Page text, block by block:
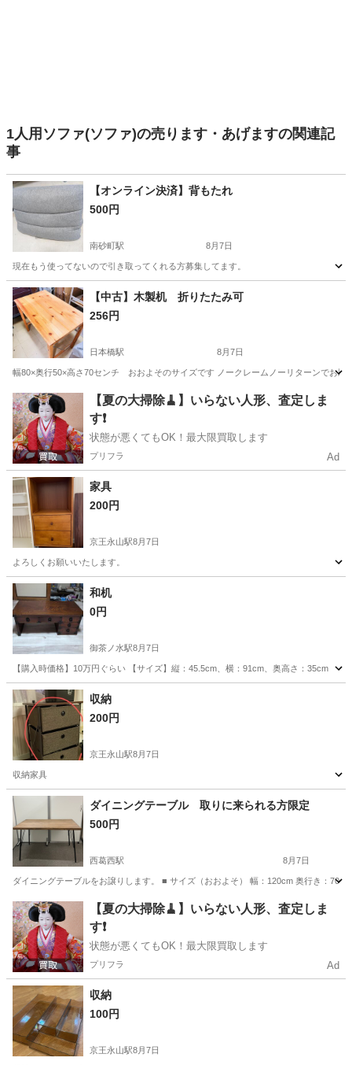
1人用ソファ(ソファ)の売ります・あげますの関連記
事
【オンライン決済】背もたれ
500円
南砂町駅 8月7日
現在もう使ってないので引き取ってくれる方募集してます。
東京 江東区 南砂町駅 椅子 背もたれ
【中古】木製机 折りたたみ可
256円
日本橋駅 8月7日
幅80×奥行50×高さ70センチ おおよそのサイズです ノークレームノーリターンでお
東京 中央区 日本橋駅 オフィス用家具
【夏の大掃除🧹】いらない人形、査定しま
す❗️
状態が悪くてもOK！最大限買取します
プリフラ Ad
家具
200円
京王永山駅8月7日
よろしくお願いいたします。
東京 多摩市 京王永山駅
和机
0円
御茶ノ水駅8月7日
【購入時価格】10万円ぐらい 【サイズ】縦：45.5cm、横：91cm、奥高さ：35cm
東京 千代田区 御茶ノ水駅
収納
200円
京王永山駅8月7日
収納家具
東京 多摩市 京王永山駅 収納家具
ダイニングテーブル 取りに来られる方限定
500円
西葛西駅 8月7日
ダイニングテーブルをお譲りします。 ■ サイズ（おおよそ） 幅：120cm 奥行き：
東京 江戸川区 西葛西駅 テーブル ダイニング
【夏の大掃除🧹】いらない人形、査定しま
す❗️
状態が悪くてもOK！最大限買取します
プリフラ Ad
収納
100円
京王永山駅8月7日